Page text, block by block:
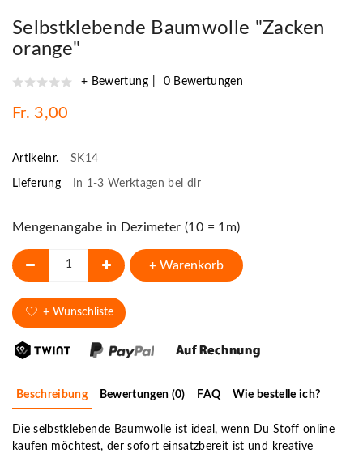
Selbstklebende Baumwolle "Zacken
orange"
+ Bewertung 0 Bewertungen
Fr. 3,00
Artikelnr. SK14
Lieferung In 1-3 Werktagen bei dir
Mengenangabe in Dezimeter (10 = 1m)
+ Warenkorb
+ Wunschliste
Beschreibung Bewertungen (0) FAQ Wie bestelle ich?
Die selbstklebende Baumwolle ist ideal, wenn Du Stoff online
kaufen möchtest, der sofort einsatzbereit ist und kreative